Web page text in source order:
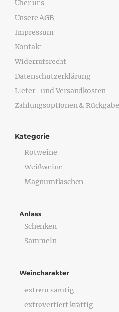
Über uns
Unsere AGB
Impressum
Kontakt
Widerrufsrecht
Datenschutzerklärung
Liefer- und Versandkosten
Zahlungsoptionen & Rückgabe
Kategorie
Rotweine
Weißweine
Magnumflaschen
Anlass
Schenken
Sammeln
Weincharakter
extrem samtig
extrovertiert kräftig